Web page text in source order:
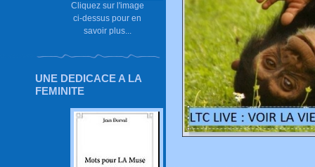
Cliquez sur l'image
ci-dessus pour en
savoir plus...
UNE DEDICACE A LA
FEMINITE